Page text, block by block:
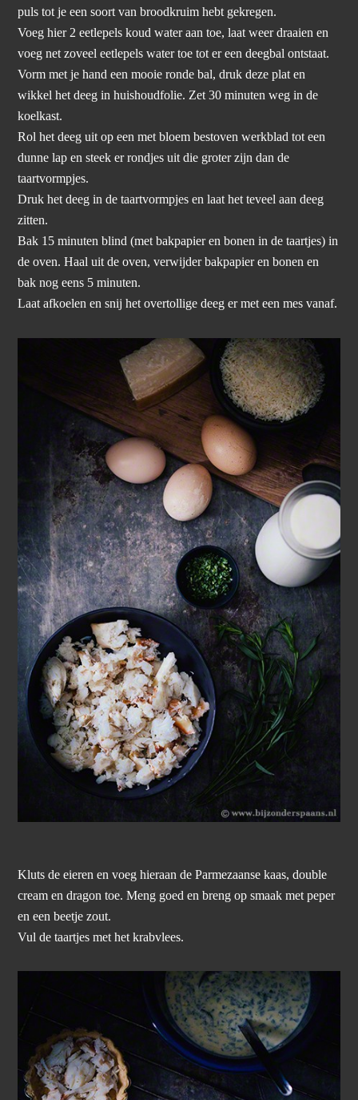
puls tot je een soort van broodkruim hebt gekregen.
Voeg hier 2 eetlepels koud water aan toe, laat weer draaien en
voeg net zoveel eetlepels water toe tot er een deegbal ontstaat.
Vorm met je hand een mooie ronde bal, druk deze plat en
wikkel het deeg in huishoudfolie. Zet 30 minuten weg in de
koelkast.
Rol het deeg uit op een met bloem bestoven werkblad tot een
dunne lap en steek er rondjes uit die groter zijn dan de
taartvormpjes.
Druk het deeg in de taartvormpjes en laat het teveel aan deeg
zitten.
Bak 15 minuten blind (met bakpapier en bonen in de taartjes) in
de oven. Haal uit de oven, verwijder bakpapier en bonen en
bak nog eens 5 minuten.
Laat afkoelen en snij het overtollige deeg er met een mes vanaf.
Kluts de eieren en voeg hieraan de Parmezaanse kaas, double
cream en dragon toe. Meng goed en breng op smaak met peper
en een beetje zout.
Vul de taartjes met het krabvlees.